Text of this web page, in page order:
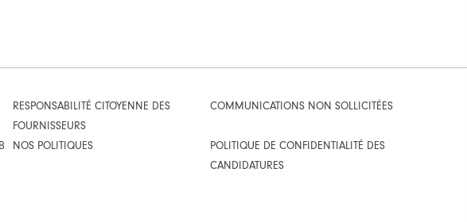
RESPONSABILITÉ CITOYENNE DES
FOURNISSEURS
COMMUNICATIONS NON SOLLICITÉES
NOS POLITIQUES
POLITIQUE DE CONFIDENTIALITÉ DES
CANDIDATURES